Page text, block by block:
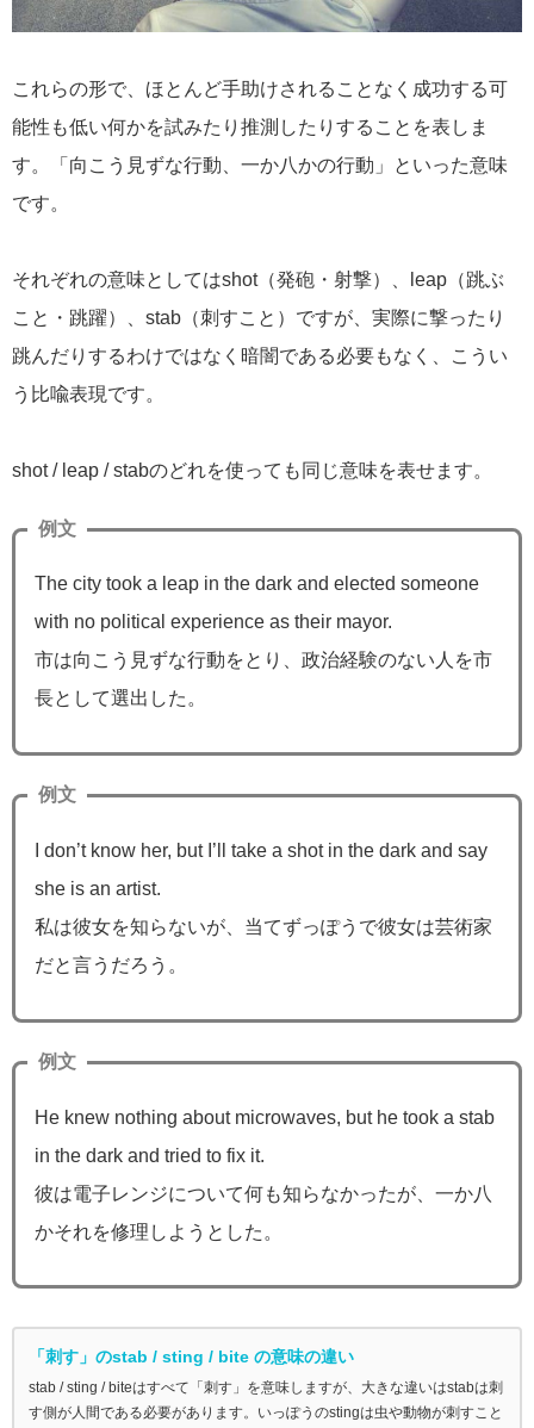
これらの形で、ほとんど手助けされることなく成功する可
能性も低い何かを試みたり推測したりすることを表しま
す。「向こう見ずな行動、一か八かの行動」といった意味
です。
それぞれの意味としてはshot（発砲・射撃）、leap（跳ぶ
こと・跳躍）、stab（刺すこと）ですが、実際に撃ったり
跳んだりするわけではなく暗闇である必要もなく、こうい
う比喩表現です。
shot / leap / stabのどれを使っても同じ意味を表せます。
例文
The city took a leap in the dark and elected someone
with no political experience as their mayor.
市は向こう見ずな行動をとり、政治経験のない人を市
長として選出した。
例文
I don’t know her, but I’ll take a shot in the dark and say
she is an artist.
私は彼女を知らないが、当てずっぽうで彼女は芸術家
だと言うだろう。
例文
He knew nothing about microwaves, but he took a stab
in the dark and tried to fix it.
彼は電子レンジについて何も知らなかったが、一か八
かそれを修理しようとした。
「刺す」のstab / sting / bite の意味の違い
stab / sting / biteはすべて「刺す」を意味しますが、大きな違いはstabは刺
す側が人間である必要があります。いっぽうのstingは虫や動物が刺すこと